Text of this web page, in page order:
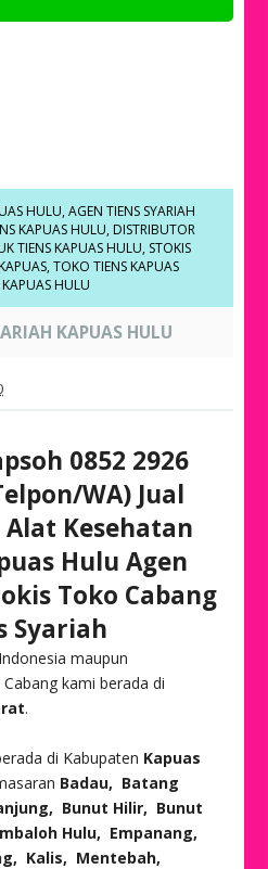
HULU,AGEN TIENS SYARIAH
KAPUAS HULU, DISTRIBUTOR
TIENS KAPUAS HULU, STOKIS
,TOKO TIENS KAPUAS
HULU
KAPUAS HULU
0852 2926
WA) Jual
Kesehatan
Hulu Agen
Toko Cabang
Syariah
maupun
kami berada di
.
di Kabupaten Kapuas
Badau, Batang
Bunut Hilir, Bunut
Hulu, Empanang,
Kalis, Mentebah,